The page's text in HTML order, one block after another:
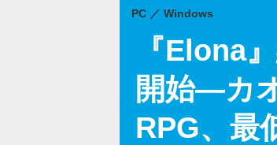
『Elona
開始―カ
RPG、最
PC Windows